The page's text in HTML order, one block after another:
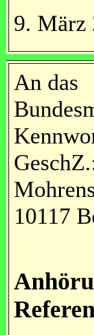
9. März
An das
10117